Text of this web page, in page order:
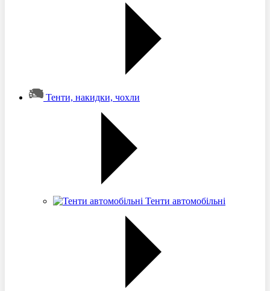
Тенти, накидки, чохли
Тенти автомобільні